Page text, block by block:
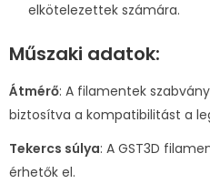
elkötelezettek számára.
Műszaki adatok:
Átmérő: A filamentek
biztosítva a kompatibilitást a
Tekercs súlya: A GST3D
érhetők el.